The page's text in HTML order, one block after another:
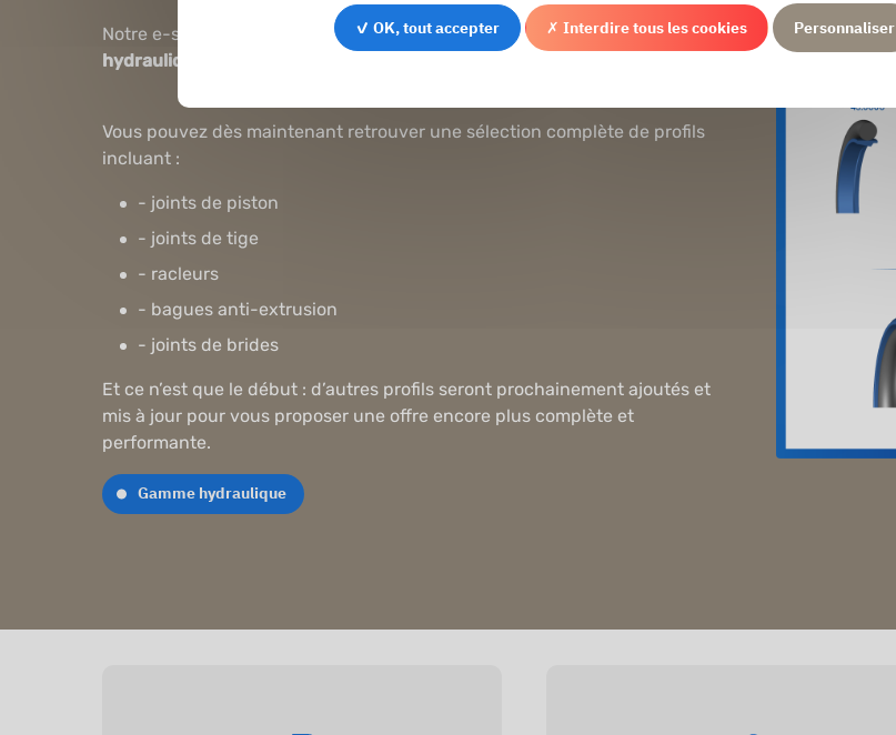
Notre e-shop vient d’être enrichi avecla mise à jour de notre offre
hydraulique
Vous pouvez dès maintenant retrouver une sélection complète de profils
incluant :
- joints de piston
- joints de tige
- racleurs
- bagues anti-extrusion
- joints de brides
Et ce n’est que le début : d’autres profils seront prochainement ajoutés et
mis à jour pour vous proposer une offre encore plus complète et
performante.
Gamme hydraulique
✓ OK, tout accepter ✗ Interdire tous les cookies Personnaliser